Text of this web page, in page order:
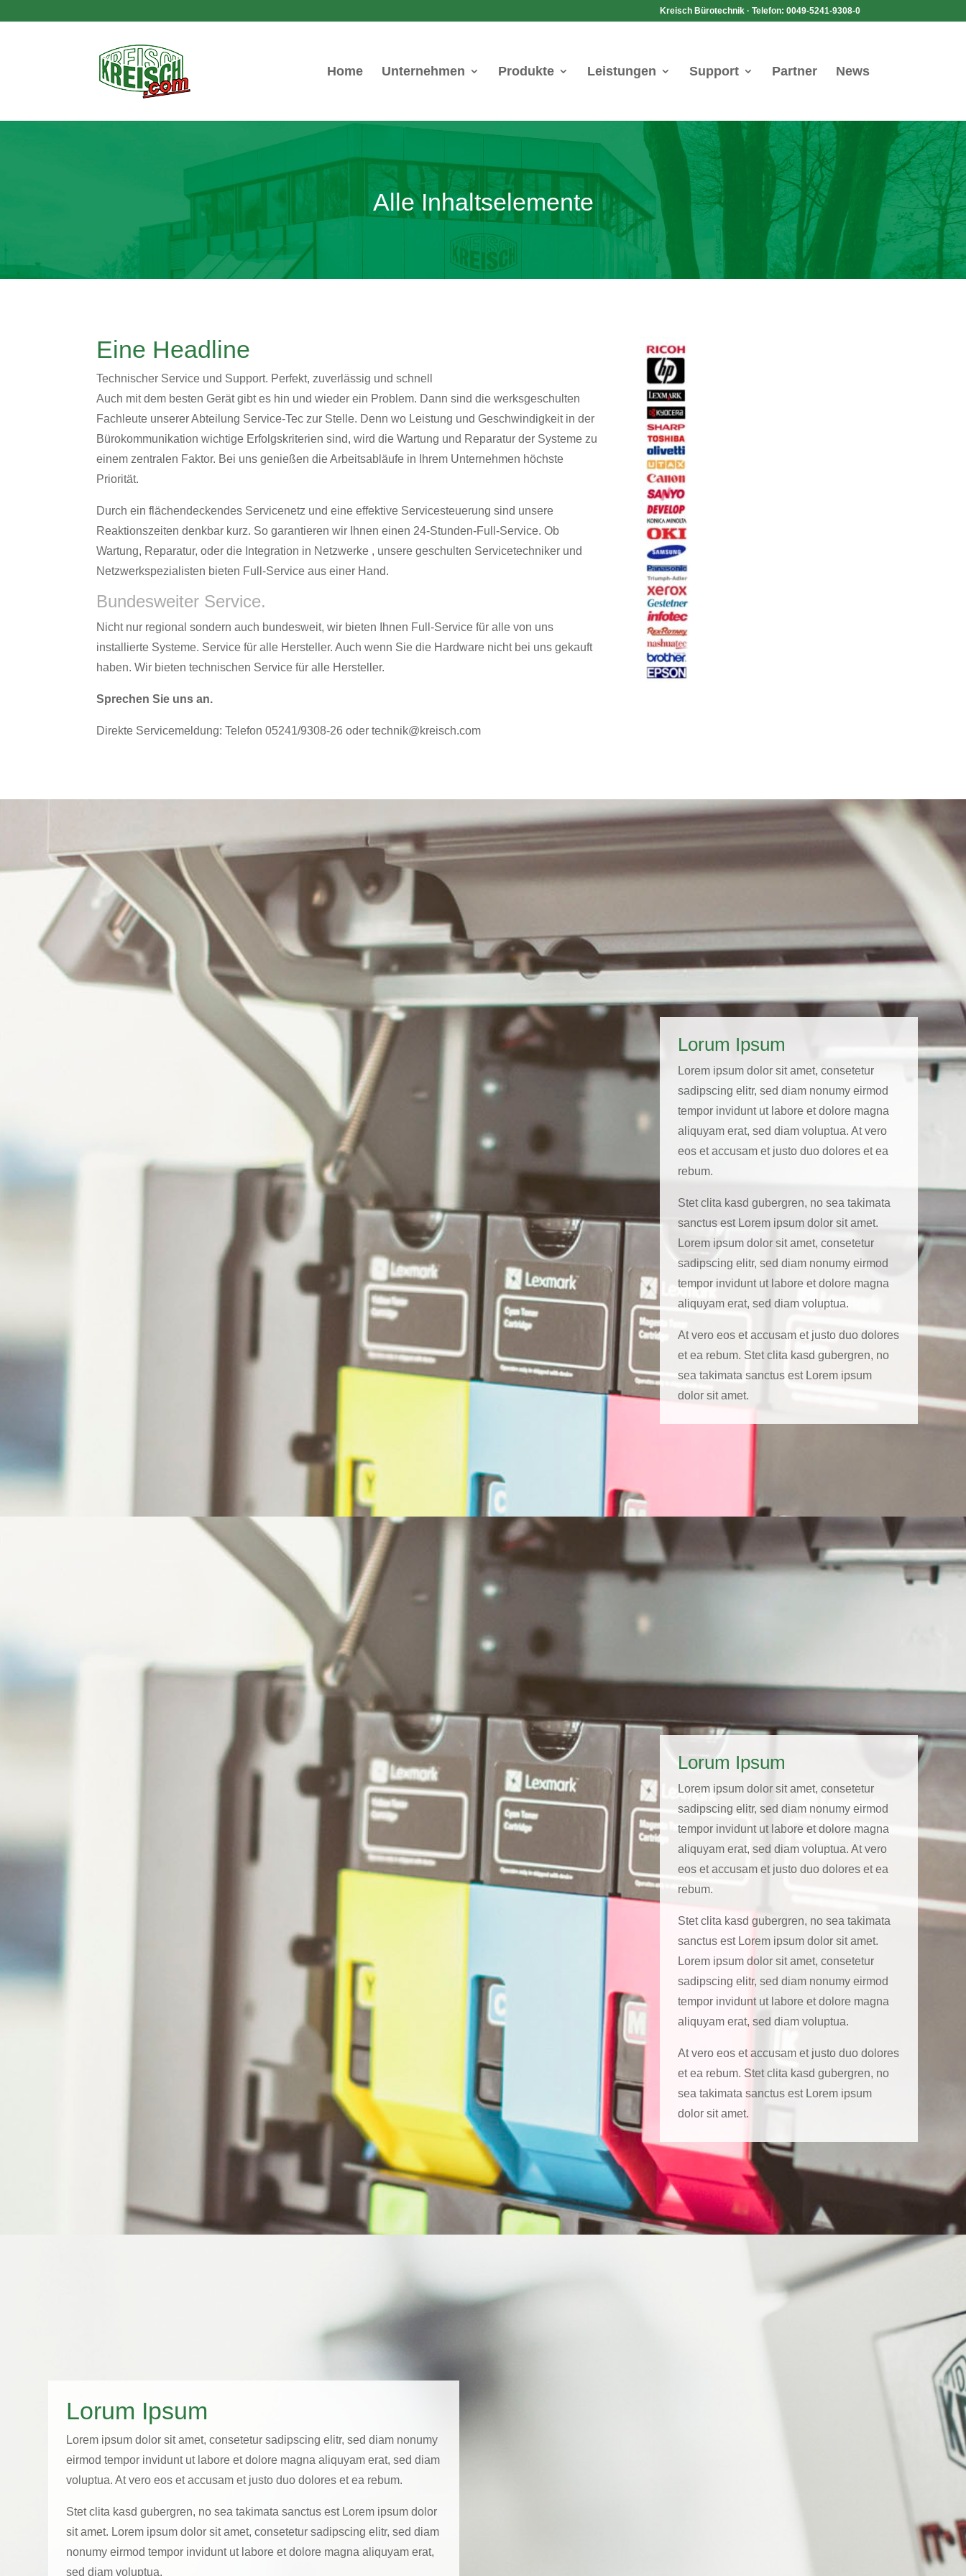
Kreisch Bürotechnik · Telefon: 0049-5241-9308-0
Home Unternehmen Produkte Leistungen Support Partner News
Alle Inhaltselemente
Eine Headline
Technischer Service und Support. Perfekt, zuverlässig und schnell
Auch mit dem besten Gerät gibt es hin und wieder ein Problem. Dann sind die werksgeschulten
Fachleute unserer Abteilung Service-Tec zur Stelle. Denn wo Leistung und Geschwindigkeit in der
Bürokommunikation wichtige Erfolgskriterien sind, wird die Wartung und Reparatur der Systeme zu
einem zentralen Faktor. Bei uns genießen die Arbeitsabläufe in Ihrem Unternehmen höchste
Priorität.
Durch ein flächendeckendes Servicenetz und eine effektive Servicesteuerung sind unsere
Reaktionszeiten denkbar kurz. So garantieren wir Ihnen einen 24-Stunden-Full-Service. Ob
Wartung, Reparatur, oder die Integration in Netzwerke , unsere geschulten Servicetechniker und
Netzwerkspezialisten bieten Full-Service aus einer Hand.
Bundesweiter Service.
Nicht nur regional sondern auch bundesweit, wir bieten Ihnen Full-Service für alle von uns
installierte Systeme. Service für alle Hersteller. Auch wenn Sie die Hardware nicht bei uns gekauft
haben. Wir bieten technischen Service für alle Hersteller.
Sprechen Sie uns an.
Direkte Servicemeldung: Telefon 05241/9308-26 oder technik@kreisch.com
Lorum Ipsum
Lorem ipsum dolor sit amet, consetetur
sadipscing elitr, sed diam nonumy eirmod
tempor invidunt ut labore et dolore magna
aliquyam erat, sed diam voluptua. At vero
eos et accusam et justo duo dolores et ea
rebum.
Stet clita kasd gubergren, no sea takimata
sanctus est Lorem ipsum dolor sit amet.
Lorem ipsum dolor sit amet, consetetur
sadipscing elitr, sed diam nonumy eirmod
tempor invidunt ut labore et dolore magna
aliquyam erat, sed diam voluptua.
At vero eos et accusam et justo duo dolores
et ea rebum. Stet clita kasd gubergren, no
sea takimata sanctus est Lorem ipsum
dolor sit amet.
Lorum Ipsum
Lorem ipsum dolor sit amet, consetetur
sadipscing elitr, sed diam nonumy eirmod
tempor invidunt ut labore et dolore magna
aliquyam erat, sed diam voluptua. At vero
eos et accusam et justo duo dolores et ea
rebum.
Stet clita kasd gubergren, no sea takimata
sanctus est Lorem ipsum dolor sit amet.
Lorem ipsum dolor sit amet, consetetur
sadipscing elitr, sed diam nonumy eirmod
tempor invidunt ut labore et dolore magna
aliquyam erat, sed diam voluptua.
At vero eos et accusam et justo duo dolores
et ea rebum. Stet clita kasd gubergren, no
sea takimata sanctus est Lorem ipsum
dolor sit amet.
Lorum Ipsum
Lorem ipsum dolor sit amet, consetetur sadipscing elitr, sed diam nonumy
eirmod tempor invidunt ut labore et dolore magna aliquyam erat, sed diam
voluptua. At vero eos et accusam et justo duo dolores et ea rebum.
Stet clita kasd gubergren, no sea takimata sanctus est Lorem ipsum dolor
sit amet. Lorem ipsum dolor sit amet, consetetur sadipscing elitr, sed diam
nonumy eirmod tempor invidunt ut labore et dolore magna aliquyam erat,
sed diam voluptua.